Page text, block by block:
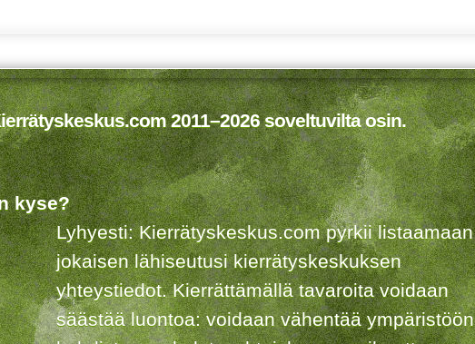
2011–2026 soveltuvilta osin.
kyse?
Lyhyesti: Kierrätyskeskus.com pyrkii listaamaan
jokaisen lähiseutusi kierrätyskeskuksen
yhteystiedot. Kierrättämällä tavaroita voidaan
säästää luontoa: voidaan vähentää ympäristöön